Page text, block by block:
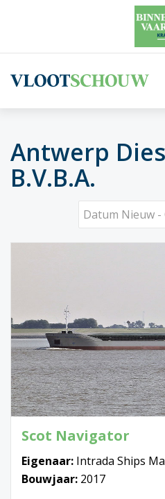
Antwerp
B.V.B.A.
Scot Navigator
Eigenaar: Intrada Ships
Bouwjaar: 2017